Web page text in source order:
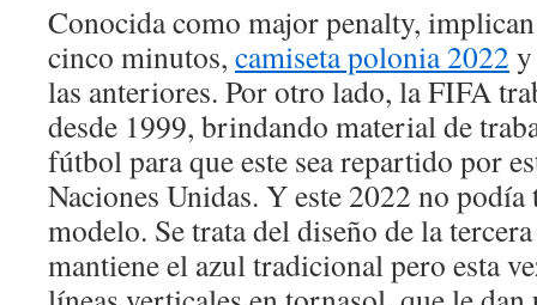
Conocida como major penalty,
cinco minutos, camiseta polonia 2022
las anteriores. Por otro lado, la FIFA
desde 1999, brindando material de
fútbol para que este sea repartido por
Naciones Unidas. Y este 2022 no
modelo. Se trata del diseño de la
mantiene el azul tradicional pero esta